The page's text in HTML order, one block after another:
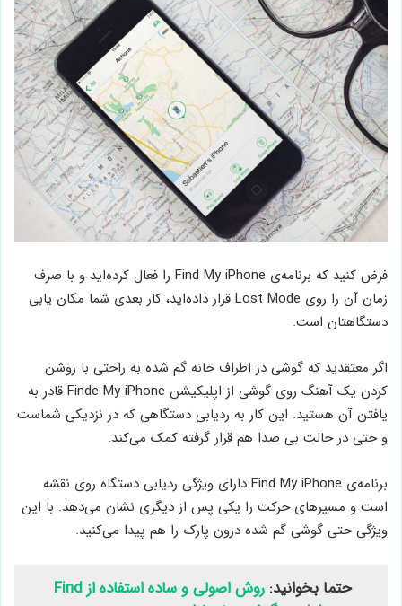
فرض کنید که برنامه‌ی Find My iPhone را فعال کرده‌اید و با صرف
زمان آن را روی Lost Mode قرار داده‌اید، کار بعدی شما مکان یابی
دستگاهتان است.
اگر معتقدید که گوشی در اطراف خانه گم شده به راحتی با روشن
کردن یک آهنگ روی گوشی از اپلیکیشن Finde My iPhone قادر به
یافتن آن هستید. این کار به ردیابی دستگاهی که در نزدیکی شماست
و حتی در حالت بی صدا هم قرار گرفته کمک می‌کند.
برنامه‌ی Find My iPhone دارای ویژگی ردیابی دستگاه روی نقشه
است و مسیرهای حرکت را یکی پس از دیگری نشان می‌دهد. با این
ویژگی حتی گوشی گم شده درون پارک را هم پیدا می‌کنید.
حتما بخوانید:
روش اصولی و ساده استفاده از Find